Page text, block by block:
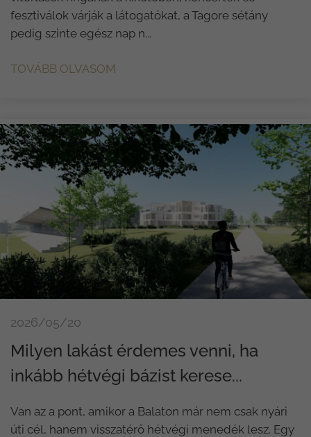
fesztiválok várják a látogatókat, a Tagore sétány
pedig szinte egész nap n...
TOVÁBB OLVASOM
2026/05/20
Milyen lakást érdemes venni, ha
inkább hétvégi bázist kerese...
Van az a pont, amikor a Balaton már nem csak nyári
úti cél, hanem visszatérő hétvégi menedék lesz. Egy